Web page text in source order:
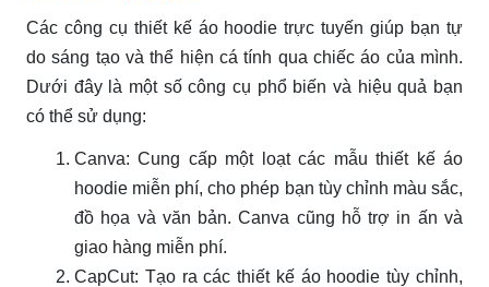
Các công cụ thiết kế áo hoodie trực tuyến giúp bạn tự
do sáng tạo và thể hiện cá tính qua chiếc áo của mình.
Dưới đây là một số công cụ phổ biến và hiệu quả bạn
có thể sử dụng:
Canva: Cung cấp một loạt các mẫu thiết kế áo
hoodie miễn phí, cho phép bạn tùy chỉnh màu sắc,
đồ họa và văn bản. Canva cũng hỗ trợ in ấn và
giao hàng miễn phí.
CapCut: Tạo ra các thiết kế áo hoodie tùy chỉnh,